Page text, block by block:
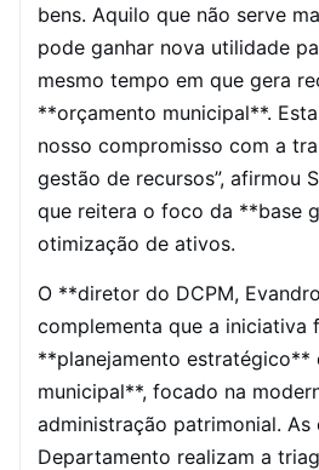
bens. Aquilo que não serve
pode ganhar nova utilidade
mesmo tempo em que gera
**orçamento municipal**.
nosso compromisso com a
gestão de recursos”, afirmou
que reitera o foco da **base
otimização de ativos.
O **diretor do DCPM,
complementa que a iniciativa
**planejamento estratégico**
municipal**, focado na
administração patrimonial. As
Departamento realizam a